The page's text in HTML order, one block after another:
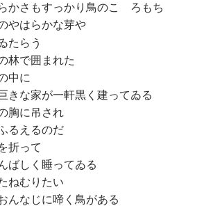
かさもすっかり鳥のこゝろもち
やはらかな芽や
たらう
林で囲まれた
中に
きな家が一軒黒く建ってゐる
胸に吊され
るえるのだ
折って
ばしく睡ってゐる
ねむりたい
んなじに啼く鳥がある